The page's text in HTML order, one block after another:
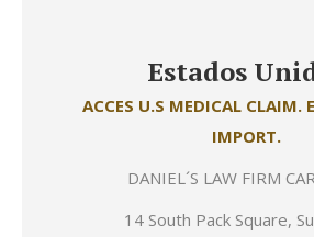
Estados
ACCES U.S MEDICAL CLAIM.
IMPORT.
DANIEL´S LAW FIRM
14 South Pack Square,